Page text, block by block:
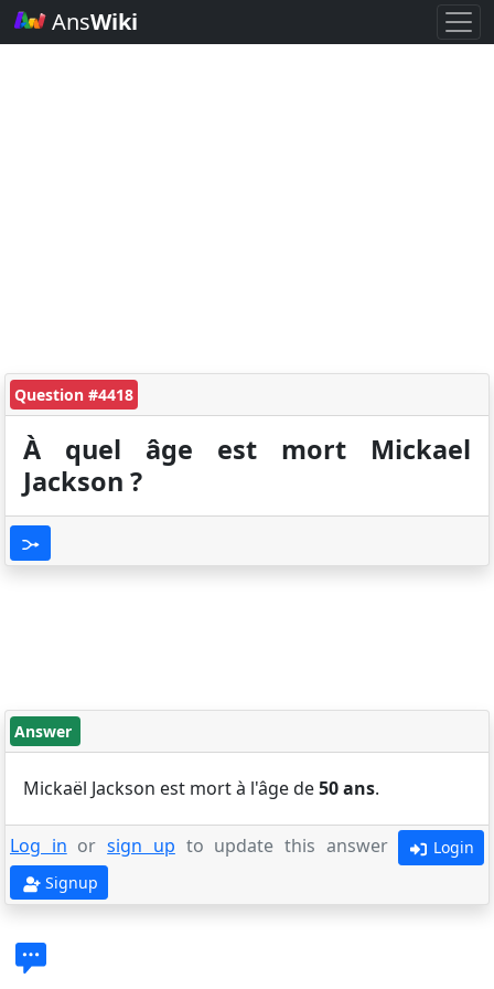
AnsWiki
Question #4418
À quel âge est mort Mickael
Jackson ?
Answer
Mickaël Jackson est mort à l'âge de50 ans.
Log in orsign up to update this answer
Login
Signup